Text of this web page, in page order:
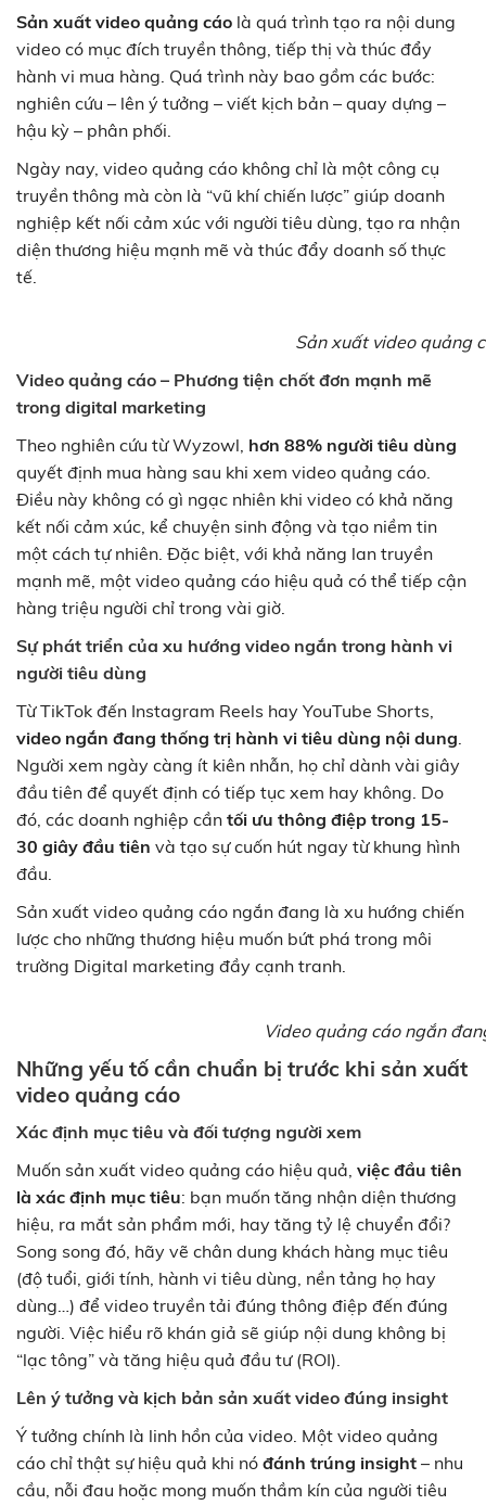
Sản xuất video quảng cáo là quá trình tạo ra nội dung
video có mục đích truyền thông, tiếp thị và thúc đẩy
hành vi mua hàng. Quá trình này bao gồm các bước:
nghiên cứu – lên ý tưởng – viết kịch bản – quay dựng –
hậu kỳ – phân phối.
Ngày nay, video quảng cáo không chỉ là một công cụ
truyền thông mà còn là “vũ khí chiến lược” giúp doanh
nghiệp kết nối cảm xúc với người tiêu dùng, tạo ra nhận
diện thương hiệu mạnh mẽ và thúc đẩy doanh số thực
tế.
Sản xuất video quảng
Video quảng cáo – Phương tiện chốt đơn mạnh mẽ
trong digital marketing
Theo nghiên cứu từ Wyzowl, hơn 88% người tiêu dùng
quyết định mua hàng sau khi xem video quảng cáo.
Điều này không có gì ngạc nhiên khi video có khả năng
kết nối cảm xúc, kể chuyện sinh động và tạo niềm tin
một cách tự nhiên. Đặc biệt, với khả năng lan truyền
mạnh mẽ, một video quảng cáo hiệu quả có thể tiếp cận
hàng triệu người chỉ trong vài giờ.
Sự phát triển của xu hướng video ngắn trong hành vi
người tiêu dùng
Từ TikTok đến Instagram Reels hay YouTube Shorts,
video ngắn đang thống trị hành vi tiêu dùng nội dung.
Người xem ngày càng ít kiên nhẫn, họ chỉ dành vài giây
đầu tiên để quyết định có tiếp tục xem hay không. Do
đó, các doanh nghiệp cần tối ưu thông điệp trong 15-
30 giây đầu tiên và tạo sự cuốn hút ngay từ khung hình
đầu.
Sản xuất video quảng cáo ngắn đang là xu hướng chiến
lược cho những thương hiệu muốn bứt phá trong môi
trường Digital marketing đầy cạnh tranh.
Video quảng cáo ngắn
Những yếu tố cần chuẩn bị trước khi sản xuất
video quảng cáo
Xác định mục tiêu và đối tượng người xem
Muốn sản xuất video quảng cáo hiệu quả, việc đầu tiên
là xác định mục tiêu: bạn muốn tăng nhận diện thương
hiệu, ra mắt sản phẩm mới, hay tăng tỷ lệ chuyển đổi?
Song song đó, hãy vẽ chân dung khách hàng mục tiêu
(độ tuổi, giới tính, hành vi tiêu dùng, nền tảng họ hay
dùng…) để video truyền tải đúng thông điệp đến đúng
người. Việc hiểu rõ khán giả sẽ giúp nội dung không bị
“lạc tông” và tăng hiệu quả đầu tư (ROI).
Lên ý tưởng và kịch bản sản xuất video đúng insight
Ý tưởng chính là linh hồn của video. Một video quảng
cáo chỉ thật sự hiệu quả khi nó đánh trúng insight – nhu
cầu, nỗi đau hoặc mong muốn thầm kín của người tiêu